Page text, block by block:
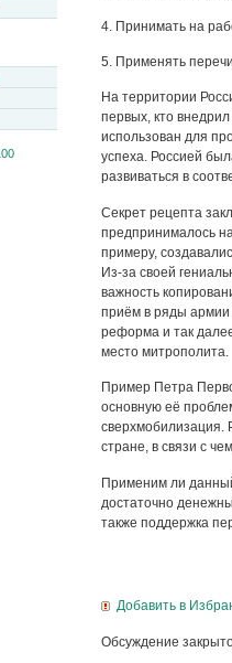
4. Принимать на
5. Применять
На территории
первых, кто
использован для
успеха. Россией
развиваться в
Секрет рецепта
предпринималось
примеру,
Из-за своей
важность
приём в ряды армии
реформа и так
место митрополита.
Пример Петра
основную её
сверхмобилизация.
стране, в связи с
Применим ли
достаточно
также поддержка
Добавить в
Обсуждение